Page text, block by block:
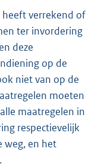
heeft verrekend of
ter invordering
deze
op de
niet van op de
moeten
maatregelen in
respectievelijk
weg, en het